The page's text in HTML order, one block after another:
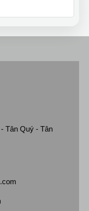
Tân Quý - Tân